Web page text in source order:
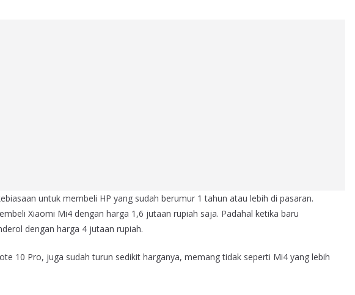
untuk membeli HP yang sudah berumur 1 tahun atau lebih di pasaran.
Xiaomi Mi4 dengan harga 1,6 jutaan rupiah saja. Padahal ketika baru
dengan harga 4 jutaan rupiah.
10 Pro, juga sudah turun sedikit harganya, memang tidak seperti Mi4 yang lebih
GADGET REVIEW
Airbuds T50E | Bass-nya